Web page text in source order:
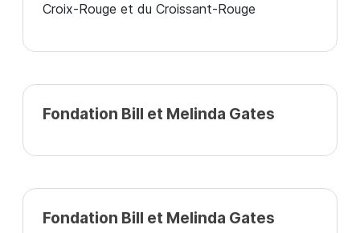
Croix-Rouge et du Croissant-Rouge
Fondation Bill et Melinda Gates
Fondation Bill et Melinda Gates